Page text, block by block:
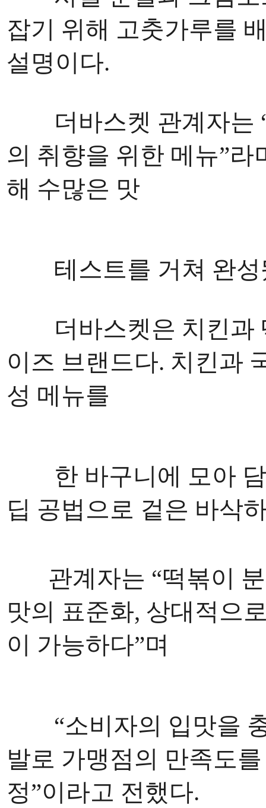
잡기 위해 고춧가루를
설명이다.
더바스켓 관계자는 “
의 취향을 위한 메뉴”라
해 수많은 맛
테스트를 거쳐 완성
더바스켓은 치킨과
이즈 브랜드다. 치킨과
성 메뉴를
한 바구니에 모아 담
딥 공법으로 겉은 바삭
관계자는 “떡볶이 분
맛의 표준화, 상대적으
이 가능하다”며
“소비자의 입맛을
발로 가맹점의 만족도
정”이라고 전했다.